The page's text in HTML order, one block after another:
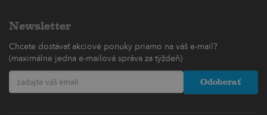
Newsletter
Chcete dostávať akciové ponuky priamo na váš e-mail?
(maximálne jedna e-mailová správa za týždeň)
Odoberať